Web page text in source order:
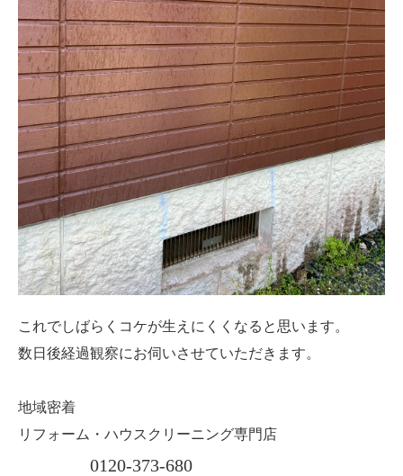
これでしばらくコケが生えにくくなると思います。
数日後経過観察にお伺いさせていただきます。
地域密着
リフォーム・ハウスクリーニング専門店
0120-373-680